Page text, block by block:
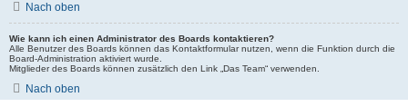
Nach oben
Wie kann ich einen Administrator des Boards kontaktieren?
Alle Benutzer des Boards können das Kontaktformular nutzen, wenn die Funktion durch die
Board-Administration aktiviert wurde.
Mitglieder des Boards können zusätzlich den Link „Das Team“ verwenden.
Nach oben